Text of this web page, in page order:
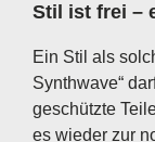
Stil ist frei –
Ein Stil als
Synthwave“
geschützte
es wieder zur